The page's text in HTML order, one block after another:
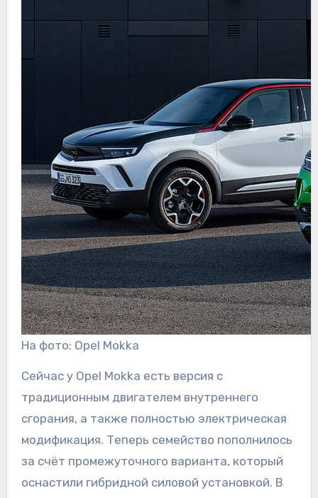
На фото: Opel Mokka
Сейчас у Opel Mokka есть версия с
традиционным двигателем внутреннего
сгорания, а также полностью электрическая
модификация. Теперь семейство пополнилось
за счёт промежуточного варианта, который
оснастили гибридной силовой установкой. В